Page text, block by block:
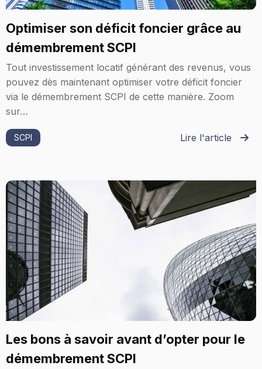
Optimiser son déficit foncier grâce au
démembrement SCPI
Tout investissement locatif générant des revenus, vous
pouvez dès maintenant optimiser votre déficit foncier
via le démembrement SCPI de cette manière. Zoom
sur…
Lire l'article
SCPI
Les bons à savoir avant d’opter pour le
démembrement SCPI